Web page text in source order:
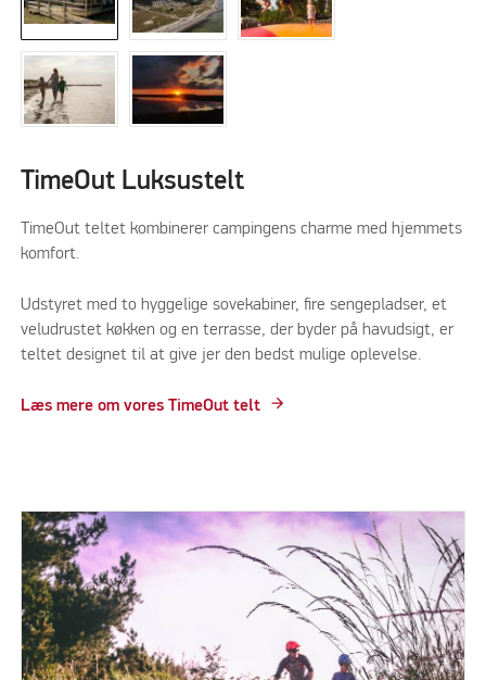
TimeOut Luksustelt
TimeOut teltet kombinerer campingens charme med hjemmets
komfort.
Udstyret med to hyggelige sovekabiner, fire sengepladser, et
veludrustet køkken og en terrasse, der byder på havudsigt, er
teltet designet til at give jer den bedst mulige oplevelse.
Læs mere om vores TimeOut telt